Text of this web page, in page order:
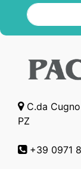
C.da
PZ
+39 0971